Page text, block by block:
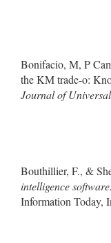
Bonifacio, M, P
the KM trade-o:
Journal of
Bouthillier, F., &
intelligence
Information Today,